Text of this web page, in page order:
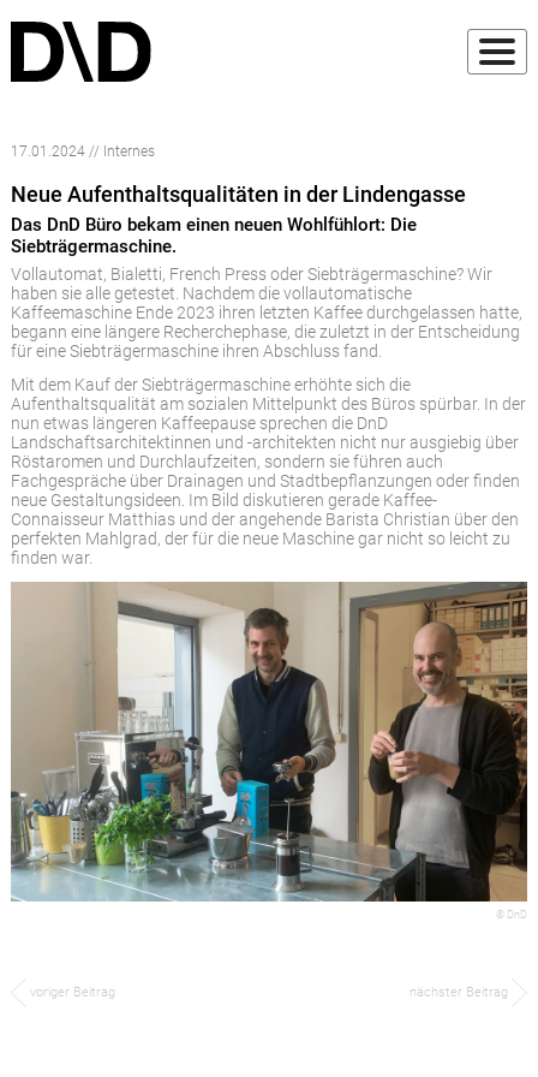
17.01.2024 // Internes
Neue Aufenthaltsqualitäten in der Lindengasse
Das DnD Büro bekam einen neuen Wohlfühlort: Die
Siebträgermaschine.
Vollautomat, Bialetti, French Press oder Siebträgermaschine? Wir
haben sie alle getestet. Nachdem die vollautomatische
Kaffeemaschine Ende 2023 ihren letzten Kaffee durchgelassen hatte,
begann eine längere Recherchephase, die zuletzt in der Entscheidung
für eine Siebträgermaschine ihren Abschluss fand.
Mit dem Kauf der Siebträgermaschine erhöhte sich die
Aufenthaltsqualität am sozialen Mittelpunkt des Büros spürbar. In der
nun etwas längeren Kaffeepause sprechen die DnD
Landschaftsarchitektinnen und -architekten nicht nur ausgiebig über
Röstaromen und Durchlaufzeiten, sondern sie führen auch
Fachgespräche über Drainagen und Stadtbepflanzungen oder finden
neue Gestaltungsideen. Im Bild diskutieren gerade Kaffee-
Connaisseur Matthias und der angehende Barista Christian über den
perfekten Mahlgrad, der für die neue Maschine gar nicht so leicht zu
finden war.
© DnD
voriger Beitrag nächster Beitrag